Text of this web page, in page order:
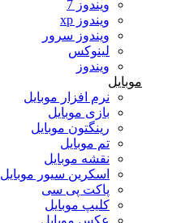
ویندوز 7
ویندوز xp
ویندوز سرور
لینوکس
ویندوز
موبایل
نرم افزار موبایل
بازی موبایل
رینگتون موبایل
تم موبایل
نقشه موبایل
اسکرین سیور موبایل
پاکت پی سی
کلیپ موبایل
عکس موبایل